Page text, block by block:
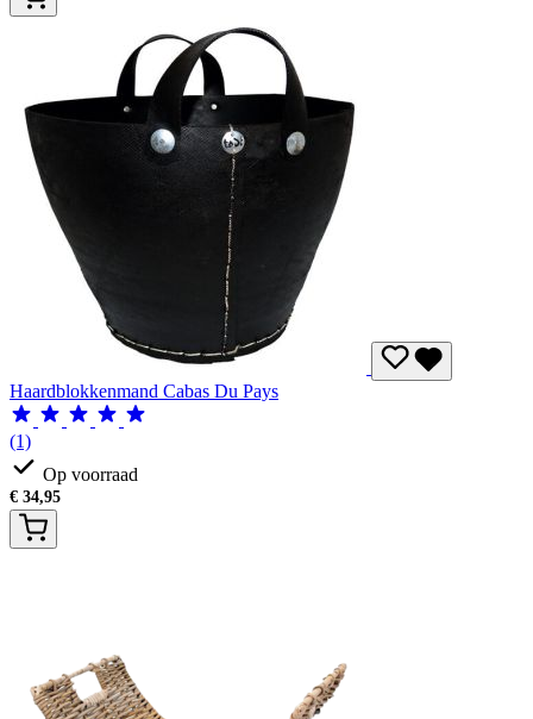
Haardblokkenmand Cabas Du Pays
(1)
Op voorraad
€ 34,95